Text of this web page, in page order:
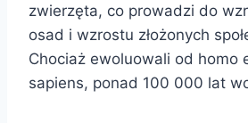
zwierzęta, co prowadzi do
osad i wzrostu złożonych
Chociaż ewoluowali od homo
sapiens, ponad 100 000 lat